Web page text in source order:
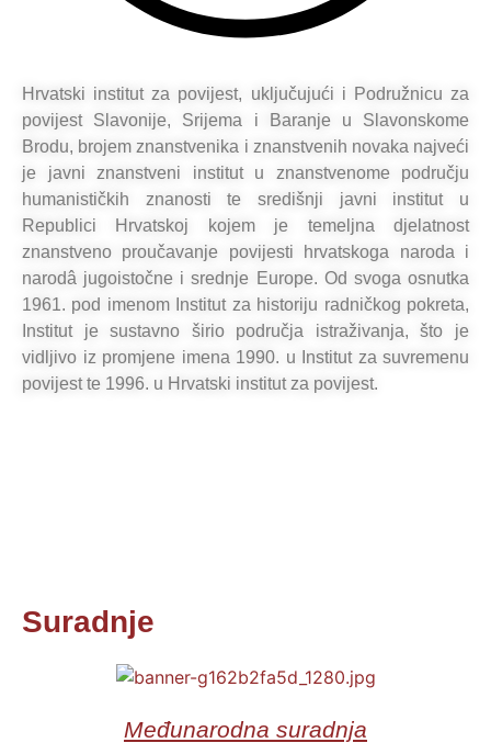
Hrvatski institut za povijest, uključujući i Podružnicu za
povijest Slavonije, Srijema i Baranje u Slavonskome
Brodu, brojem znanstvenika i znanstvenih novaka najveći
je javni znanstveni institut u znanstvenome području
humanističkih znanosti te središnji javni institut u
Republici Hrvatskoj kojem je temeljna djelatnost
znanstveno proučavanje povijesti hrvatskoga naroda i
narodâ jugoistočne i srednje Europe. Od svoga osnutka
1961. pod imenom Institut za historiju radničkog pokreta,
Institut je sustavno širio područja istraživanja, što je
vidljivo iz promjene imena 1990. u Institut za suvremenu
povijest te 1996. u Hrvatski institut za povijest.
Suradnje
Međunarodna suradnja